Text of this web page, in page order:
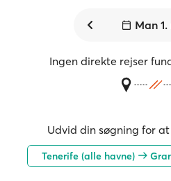
Man
Ingen direkte rejser
Udvid din søgning for
Tenerife (alle havne)